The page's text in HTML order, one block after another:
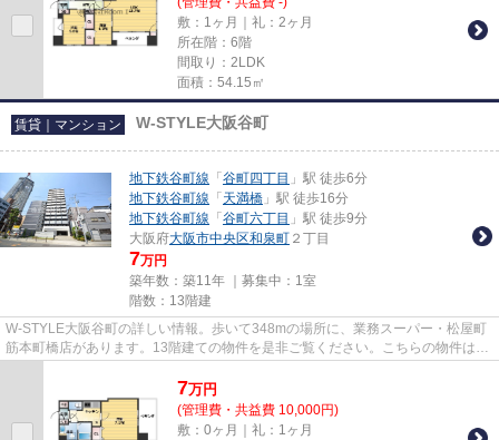
敷：1ヶ月｜礼：2ヶ月
所在階：6階
間取り：2LDK
面積：54.15㎡
賃貸｜マンション W-STYLE大阪谷町
地下鉄谷町線 「 谷町四丁目 」駅 徒歩6分
地下鉄谷町線 「 天満橋 」駅 徒歩16分
地下鉄谷町線 「 谷町六丁目 」駅 徒歩9分
大阪府大阪市中央区和泉町 ２丁目
7万円
築年数：築11年 ｜募集中： 1室
階数：13階建
W-STYLE大阪谷町の詳しい情報。歩いて348mの場所に、業務スーパー・松屋町
筋本町橋店があります。13階建ての物件を是非ご覧ください。こちらの物件はマ
7万円
(管理費・共益費 10,000円)
敷：0ヶ月｜礼：1ヶ月